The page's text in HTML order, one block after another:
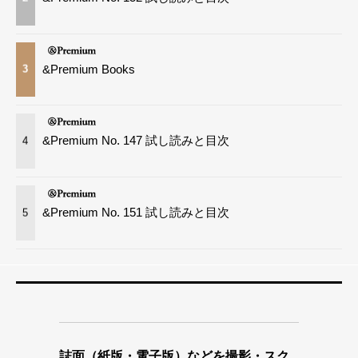
3 &Premium Books
4 &Premium No. 147 試し読みと目次
5 &Premium No. 151 試し読みと目次